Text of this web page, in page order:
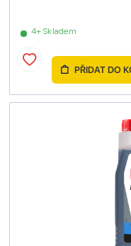
4+ Skladem
PŘIDAT DO